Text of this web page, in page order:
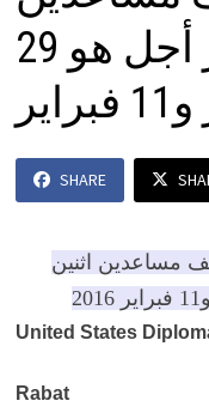
اثنين بالرباط. آخر أجل هو 29
SHARE
مساعدين اثنين
United States
Rabat